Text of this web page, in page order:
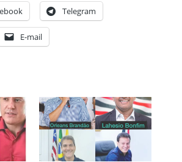
Telegram
E-mail